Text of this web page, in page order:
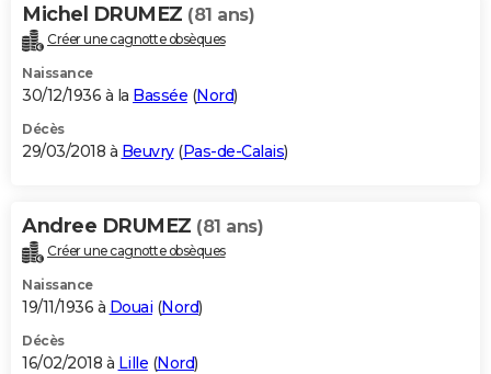
Michel DRUMEZ (81 ans)
Créer une cagnotte obsèques
Naissance
30/12/1936 à la Bassée (Nord)
Décès
29/03/2018 à Beuvry(Pas-de-Calais)
Andree DRUMEZ (81 ans)
Créer une cagnotte obsèques
Naissance
19/11/1936 à Douai (Nord)
Décès
16/02/2018 à Lille (Nord)